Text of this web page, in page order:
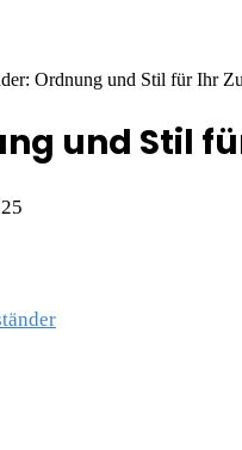
Ordnung und Stil für Ihr
und Stil